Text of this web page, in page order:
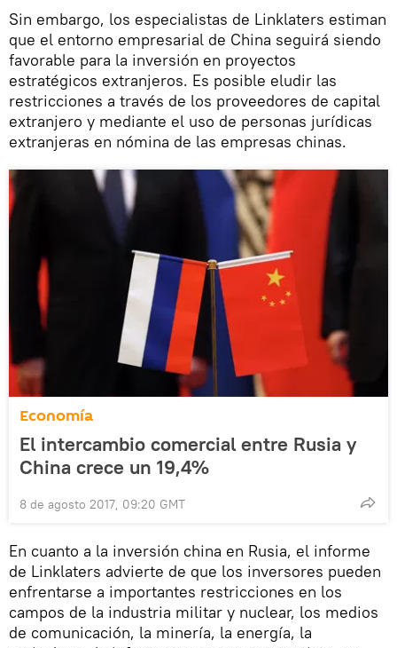
Sin embargo, los especialistas de Linklaters estiman
que el entorno empresarial de China seguirá siendo
favorable para la inversión en proyectos
estratégicos extranjeros. Es posible eludir las
restricciones a través de los proveedores de capital
extranjero y mediante el uso de personas jurídicas
extranjeras en nómina de las empresas chinas.
Economía
El intercambio comercial entre Rusia y
China crece un 19,4%
8 de agosto 2017, 09:20 GMT
En cuanto a la inversión china en Rusia, el informe
de Linklaters advierte de que los inversores pueden
enfrentarse a importantes restricciones en los
campos de la industria militar y nuclear, los medios
de comunicación, la minería, la energía, la